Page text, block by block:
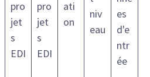
pro
jet
s
EDI
pro
jet
s
EDI
ati
on
niv
eau
es
d'e
ntr
ée